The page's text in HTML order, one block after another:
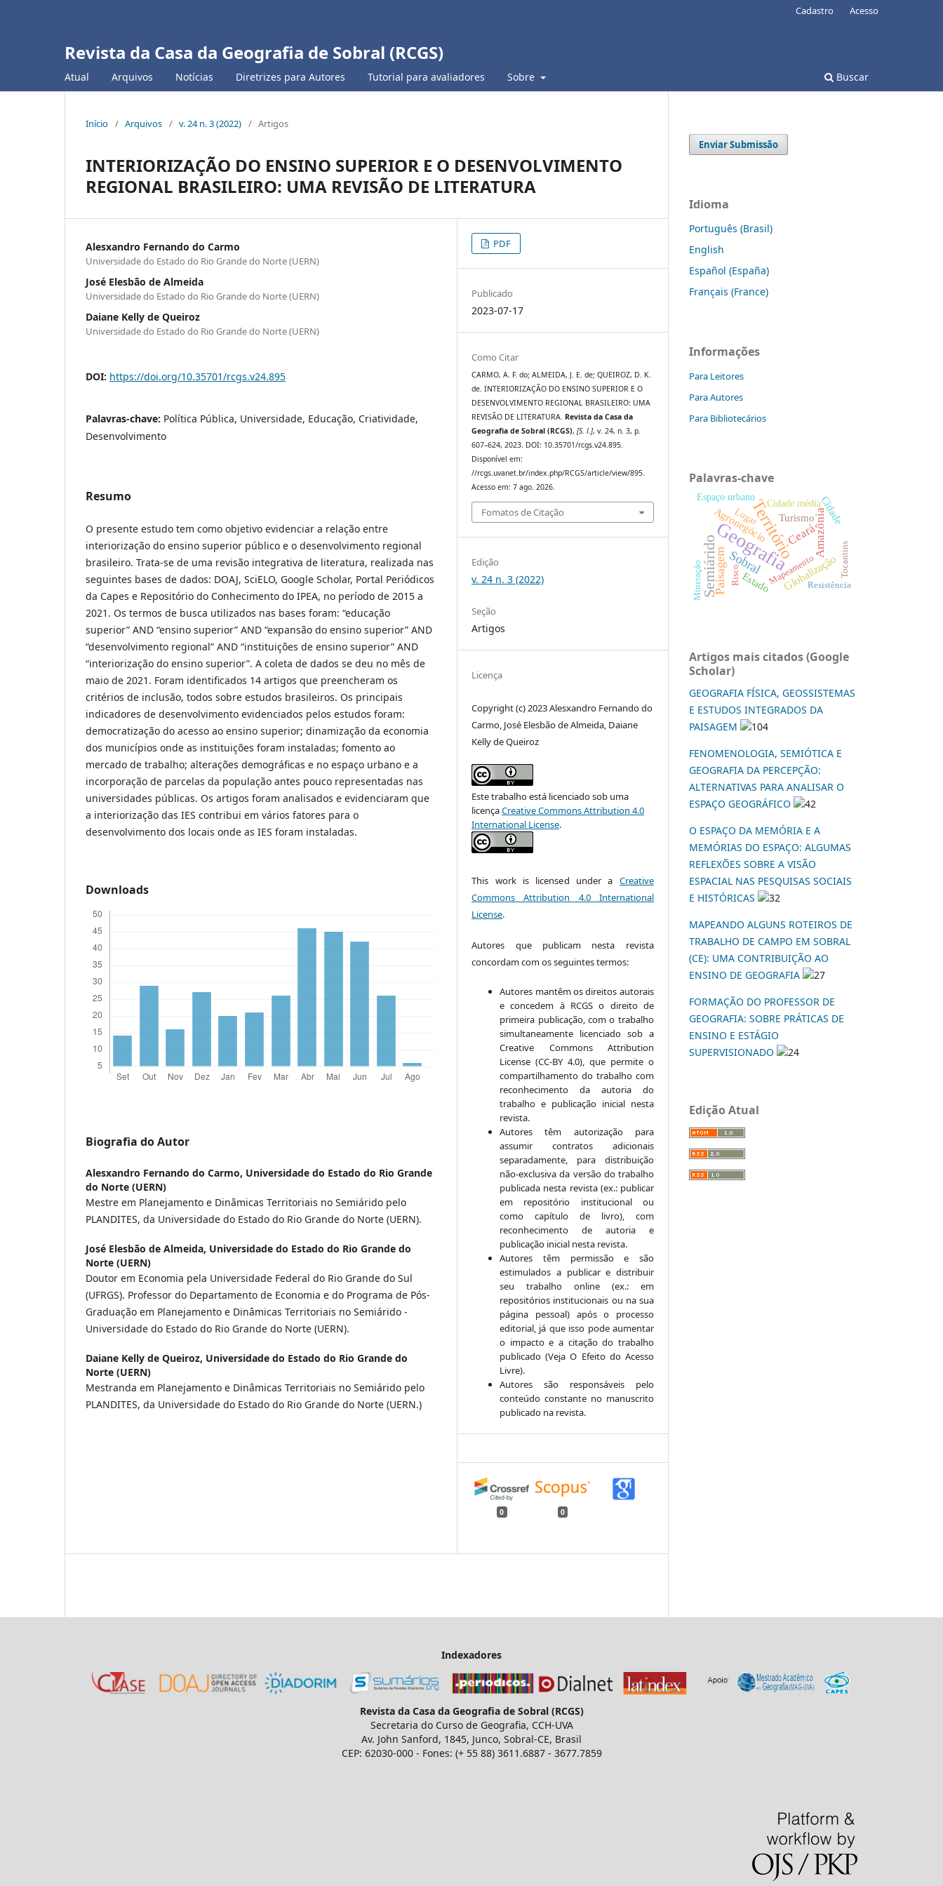
Revista da Casa da Geografia de Sobral (RCGS)
Atual Arquivos Notícias Diretrizes para Autores Tutorial para avaliadores Sobre Buscar
Cadastro Acesso
Início / Arquivos / v. 24 n. 3 (2022) / Artigos
INTERIORIZAÇÃO DO ENSINO SUPERIOR E O DESENVOLVIMENTO
REGIONAL BRASILEIRO: UMA REVISÃO DE LITERATURA
Alesxandro Fernando do Carmo
Universidade do Estado do Rio Grande do Norte (UERN)
José Elesbão de Almeida
Universidade do Estado do Rio Grande do Norte (UERN)
Daiane Kelly de Queiroz
Universidade do Estado do Rio Grande do Norte (UERN)
DOI: https://doi.org/10.35701/rcgs.v24.895
Palavras-chave: Política Pública, Universidade, Educação, Criatividade,
Desenvolvimento
Resumo
O presente estudo tem como objetivo evidenciar a relação entre
interiorização do ensino superior público e o desenvolvimento regional
brasileiro. Trata-se de uma revisão integrativa de literatura, realizada nas
seguintes bases de dados: DOAJ, SciELO, Google Scholar, Portal Periódicos
da Capes e Repositório do Conhecimento do IPEA, no período de 2015 a
2021. Os termos de busca utilizados nas bases foram: “educação
superior” AND “ensino superior” AND “expansão do ensino superior” AND
“desenvolvimento regional” AND “instituições de ensino superior” AND
“interiorização do ensino superior”. A coleta de dados se deu no mês de
maio de 2021. Foram identificados 14 artigos que preencheram os
critérios de inclusão, todos sobre estudos brasileiros. Os principais
indicadores de desenvolvimento evidenciados pelos estudos foram:
democratização do acesso ao ensino superior; dinamização da economia
dos municípios onde as instituições foram instaladas; fomento ao
mercado de trabalho; alterações demográficas e no espaço urbano e a
incorporação de parcelas da população antes pouco representadas nas
universidades públicas. Os artigos foram analisados e evidenciaram que
a interiorização das IES contribui em vários fatores para o
desenvolvimento dos locais onde as IES foram instaladas.
Downloads
Biografia do Autor
Alesxandro Fernando do Carmo, Universidade do Estado do Rio Grande
do Norte (UERN)
Mestre em Planejamento e Dinâmicas Territoriais no Semiárido pelo
PLANDITES, da Universidade do Estado do Rio Grande do Norte (UERN).
José Elesbão de Almeida, Universidade do Estado do Rio Grande do
Norte (UERN)
Doutor em Economia pela Universidade Federal do Rio Grande do Sul
(UFRGS). Professor do Departamento de Economia e do Programa de Pós-
Graduação em Planejamento e Dinâmicas Territoriais no Semiárido -
Universidade do Estado do Rio Grande do Norte (UERN).
Daiane Kelly de Queiroz, Universidade do Estado do Rio Grande do
Norte (UERN)
Mestranda em Planejamento e Dinâmicas Territoriais no Semiárido pelo
PLANDITES, da Universidade do Estado do Rio Grande do Norte (UERN.)
PDF
Publicado
2023-07-17
Como Citar
CARMO, A. F. do; ALMEIDA, J. E. de; QUEIROZ, D. K.
de. INTERIORIZAÇÃO DO ENSINO SUPERIOR E O
DESENVOLVIMENTO REGIONAL BRASILEIRO: UMA
REVISÃO DE LITERATURA. Revista da Casa da
Geografia de Sobral (RCGS),[S. l.], v. 24, n. 3, p.
607–624, 2023. DOI: 10.35701/rcgs.v24.895.
Disponível em:
//rcgs.uvanet.br/index.php/RCGS/article/view/895.
Acesso em: 7 ago. 2026.
Fomatos de Citação
Edição
v. 24 n. 3 (2022)
Seção
Artigos
Licença
Copyright (c) 2023 Alesxandro Fernando do
Carmo, José Elesbão de Almeida, Daiane
Kelly de Queiroz
Este trabalho está licenciado sob uma
licençaCreative Commons Attribution 4.0
International License.
This work is licensed under a Creative
Commons Attribution 4.0 International
License.
Autores que publicam nesta revista
concordam com os seguintes termos:
Autores mantêm os direitos autorais
e concedem à RCGS o direito de
primeira publicação, com o trabalho
simultaneamente licenciado sob a
Creative Commons Attribution
License (CC-BY 4.0), que permite o
compartilhamento do trabalho com
reconhecimento da autoria do
trabalho e publicação inicial nesta
revista.
Autores têm autorização para
assumir contratos adicionais
separadamente, para distribuição
não-exclusiva da versão do trabalho
publicada nesta revista (ex.: publicar
em repositório institucional ou
como capítulo de livro), com
reconhecimento de autoria e
publicação inicial nesta revista.
Autores têm permissão e são
estimulados a publicar e distribuir
seu trabalho online (ex.: em
repositórios institucionais ou na sua
página pessoal) após o processo
editorial, já que isso pode aumentar
o impacto e a citação do trabalho
publicado (Veja O Efeito do Acesso
Livre).
Autores são responsáveis pelo
conteúdo constante no manuscrito
publicado na revista.
0 0
Enviar Submissão
Idioma
Português (Brasil)
English
Español (España)
Français (France)
Informações
Para Leitores
Para Autores
Para Bibliotecários
Palavras-chave
Geografia
Território
Semiárido Sobral
Paisagem
CearáAmazônia
Globalização
Agronegócio Turismo Cidade
Estado
Espaço urbano
Lugar
Cidade média
Resistência
Tocantins
Mapeamento
Risco
Mineração
Artigos mais citados (Google
Scholar)
GEOGRAFIA FÍSICA, GEOSSISTEMAS
E ESTUDOS INTEGRADOS DA
PAISAGEM
104
FENOMENOLOGIA, SEMIÓTICA E
GEOGRAFIA DA PERCEPÇÃO:
ALTERNATIVAS PARA ANALISAR O
ESPAÇO GEOGRÁFICO
42
O ESPAÇO DA MEMÓRIA E A
MEMÓRIAS DO ESPAÇO: ALGUMAS
REFLEXÕES SOBRE A VISÃO
ESPACIAL NAS PESQUISAS SOCIAIS
E HISTÓRICAS
32
MAPEANDO ALGUNS ROTEIROS DE
TRABALHO DE CAMPO EM SOBRAL
(CE): UMA CONTRIBUIÇÃO AO
ENSINO DE GEOGRAFIA
27
FORMAÇÃO DO PROFESSOR DE
GEOGRAFIA: SOBRE PRÁTICAS DE
ENSINO E ESTÁGIO
SUPERVISIONADO
24
Edição Atual
Indexadores
Revista da Casa da Geografia de Sobral (RCGS)
Secretaria do Curso de Geografia, CCH-UVA
Av. John Sanford, 1845, Junco, Sobral-CE, Brasil
CEP: 62030-000 - Fones: (+ 55 88) 3611.6887 - 3677.7859